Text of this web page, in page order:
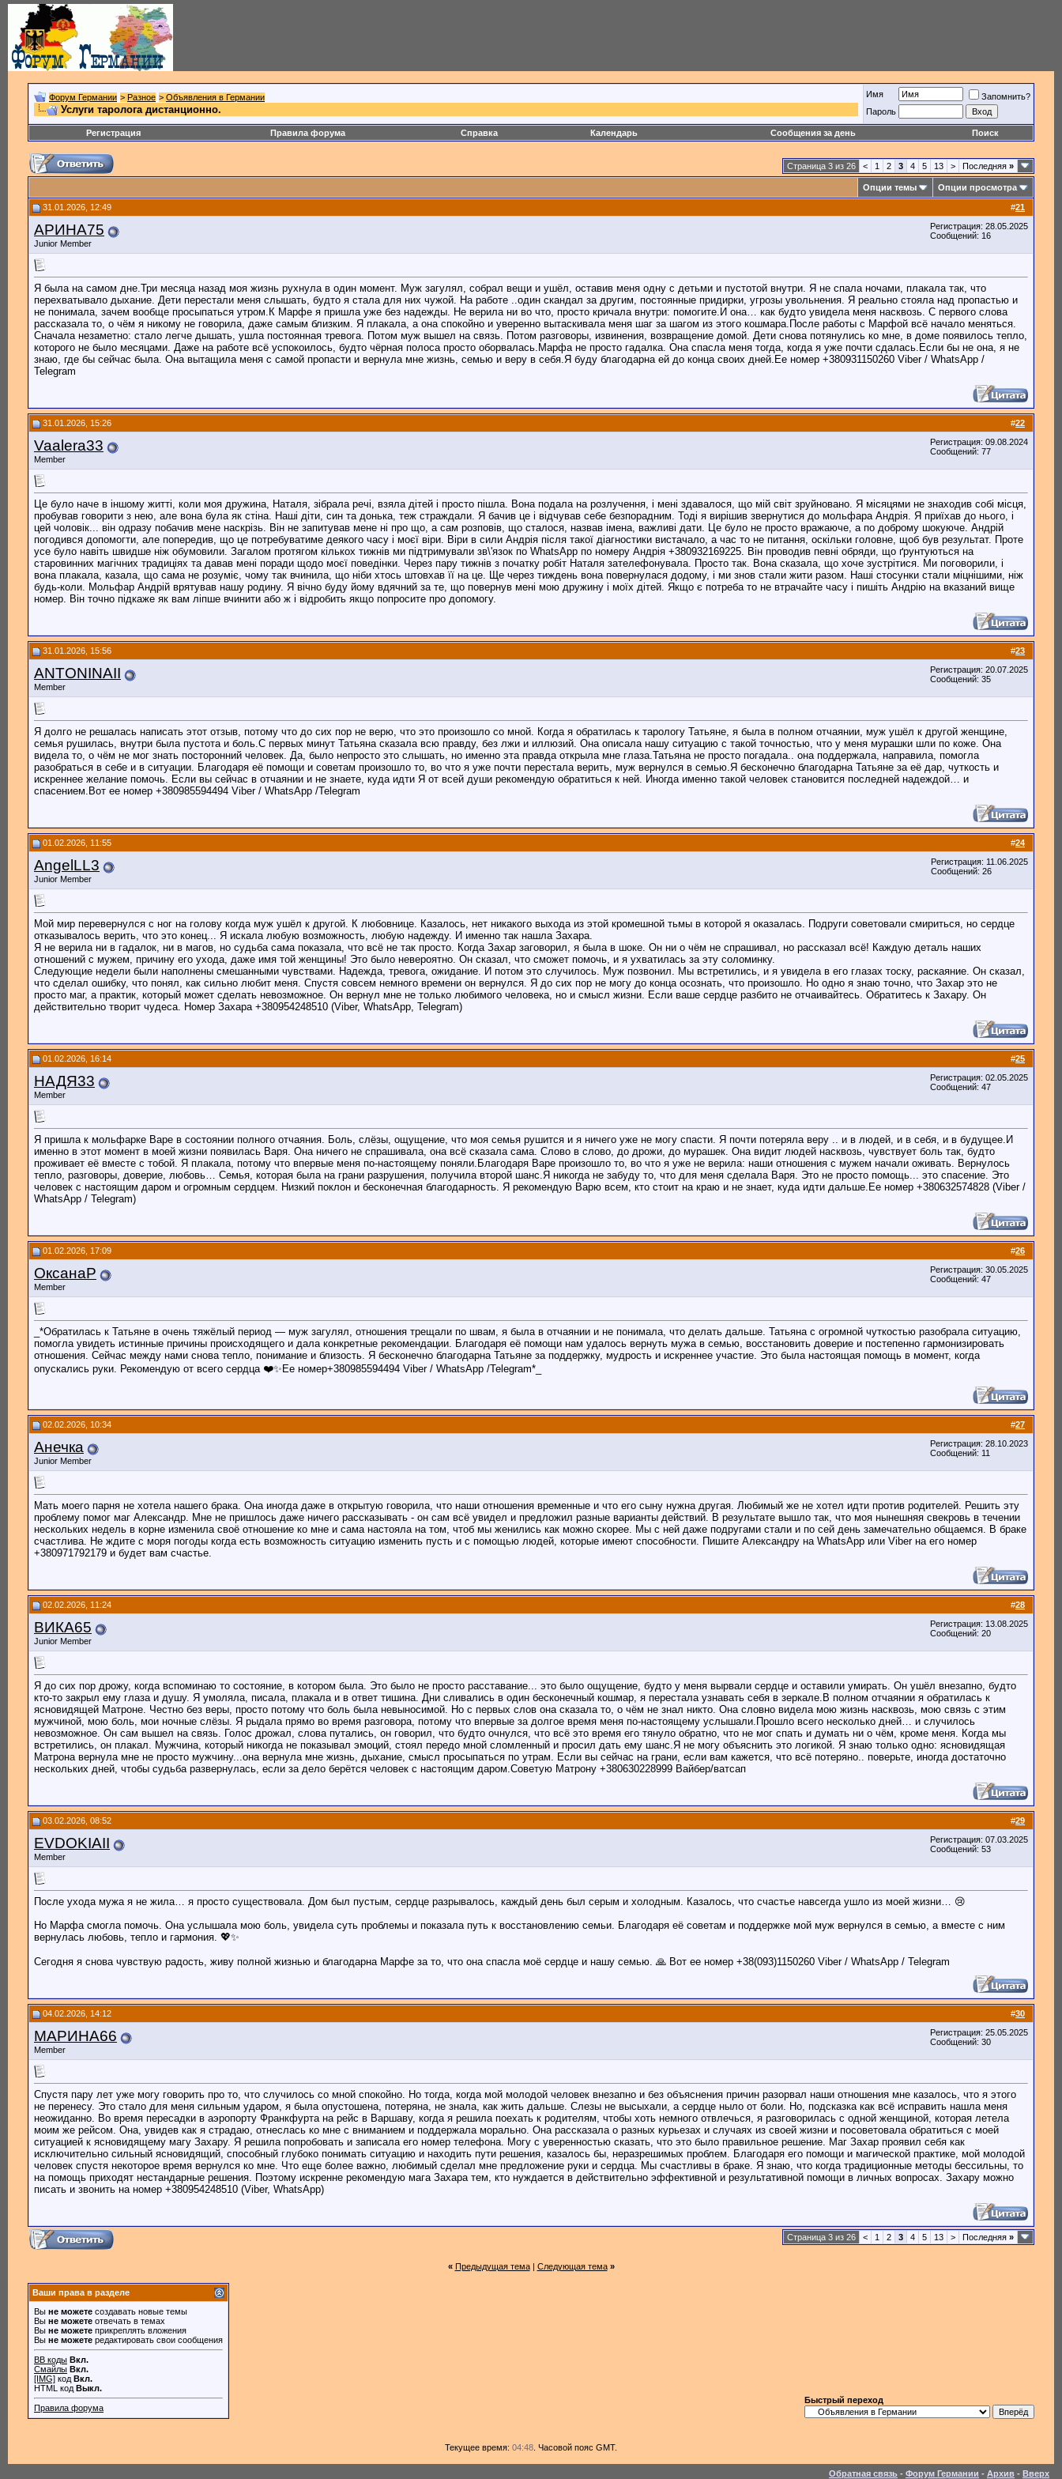
Форум Германии > Разное > Объявления в Германии
Услуги таролога дистанционно.
Имя
Запомнить?
Пароль
Регистрация Правила форума Справка Календарь Сообщения за день Поиск
Страница 3 из 26 < 1 2 3 4 5 13 > Последняя »
Опции темы Опции просмотра
#21
31.01.2026, 12:49
АРИНА75
Junior Member
Регистрация: 28.05.2025
Сообщений: 16
Я была на самом дне.Три месяца назад моя жизнь рухнула в один момент. Муж загулял, собрал вещи и ушёл, оставив меня одну с детьми и пустотой внутри. Я не спала ночами, плакала так, что
перехватывало дыхание. Дети перестали меня слышать, будто я стала для них чужой. На работе ..один скандал за другим, постоянные придирки, угрозы увольнения. Я реально стояла над пропастью и
не понимала, зачем вообще просыпаться утром.К Марфе я пришла уже без надежды. Не верила ни во что, просто кричала внутри: помогите.И она… как будто увидела меня насквозь. С первого слова
рассказала то, о чём я никому не говорила, даже самым близким. Я плакала, а она спокойно и уверенно вытаскивала меня шаг за шагом из этого кошмара.После работы с Марфой всё начало меняться.
Сначала незаметно: стало легче дышать, ушла постоянная тревога. Потом муж вышел на связь. Потом разговоры, извинения, возвращение домой. Дети снова потянулись ко мне, в доме появилось тепло,
которого не было месяцами. Даже на работе всё успокоилось, будто чёрная полоса просто оборвалась.Марфа не просто гадалка. Она спасла меня тогда, когда я уже почти сдалась.Если бы не она, я не
знаю, где бы сейчас была. Она вытащила меня с самой пропасти и вернула мне жизнь, семью и веру в себя.Я буду благодарна ей до конца своих дней.Ее номер +380931150260 Viber / WhatsApp /
Telegram
#22
31.01.2026, 15:26
Vaalera33
Member
Регистрация: 09.08.2024
Сообщений: 77
Це було наче в іншому житті, коли моя дружина, Наталя, зібрала речі, взяла дітей і просто пішла. Вона подала на розлучення, і мені здавалося, що мій світ зруйновано. Я місяцями не знаходив собі місця,
пробував говорити з нею, але вона була як стіна. Наші діти, син та донька, теж страждали. Я бачив це і відчував себе безпорадним. Тоді я вирішив звернутися до мольфара Андрія. Я приїхав до нього, і
цей чоловік... він одразу побачив мене наскрізь. Він не запитував мене ні про що, а сам розповів, що сталося, назвав імена, важливі дати. Це було не просто вражаюче, а по доброму шокуюче. Андрій
погодився допомогти, але попередив, що це потребуватиме деякого часу і моєї віри. Віри в сили Андрія після такої діагностики вистачало, а час то не питання, оскільки головне, щоб був результат. Проте
усе було навіть швидше ніж обумовили. Загалом протягом кількох тижнів ми підтримували зв\'язок по WhatsApp по номеру Андрія +380932169225. Він проводив певні обряди, що ґрунтуються на
старовинних магічних традиціях та давав мені поради щодо моєї поведінки. Через пару тижнів з початку робіт Наталя зателефонувала. Просто так. Вона сказала, що хоче зустрітися. Ми поговорили, і
вона плакала, казала, що сама не розуміє, чому так вчинила, що ніби хтось штовхав її на це. Ще через тиждень вона повернулася додому, і ми знов стали жити разом. Наші стосунки стали міцнішими, ніж
будь-коли. Мольфар Андрій врятував нашу родину. Я вічно буду йому вдячний за те, що повернув мені мою дружину і моїх дітей. Якщо є потреба то не втрачайте часу і пишіть Андрію на вказаний вище
номер. Він точно підкаже як вам ліпше вчинити або ж і відробить якщо попросите про допомогу.
#23
31.01.2026, 15:56
ANTONINAII
Member
Регистрация: 20.07.2025
Сообщений: 35
Я долго не решалась написать этот отзыв, потому что до сих пор не верю, что это произошло со мной. Когда я обратилась к тарологу Татьяне, я была в полном отчаянии, муж ушёл к другой женщине,
семья рушилась, внутри была пустота и боль.С первых минут Татьяна сказала всю правду, без лжи и иллюзий. Она описала нашу ситуацию с такой точностью, что у меня мурашки шли по коже. Она
видела то, о чём не мог знать посторонний человек. Да, было непросто это слышать, но именно эта правда открыла мне глаза.Татьяна не просто погадала.. она поддержала, направила, помогла
разобраться в себе и в ситуации. Благодаря её помощи и советам произошло то, во что я уже почти перестала верить, муж вернулся в семью.Я бесконечно благодарна Татьяне за её дар, чуткость и
искреннее желание помочь. Если вы сейчас в отчаянии и не знаете, куда идти Я от всей души рекомендую обратиться к ней. Иногда именно такой человек становится последней надеждой… и
спасением.Вот ее номер +380985594494 Viber / WhatsApp /Telegram
#24
01.02.2026, 11:55
AngelLL3
Junior Member
Регистрация: 11.06.2025
Сообщений: 26
Мой мир перевернулся с ног на голову когда муж ушёл к другой. К любовнице. Казалось, нет никакого выхода из этой кромешной тьмы в которой я оказалась. Подруги советовали смириться, но сердце
отказывалось верить, что это конец... Я искала любую возможность, любую надежду. И именно так нашла Захара.
Я не верила ни в гадалок, ни в магов, но судьба сама показала, что всё не так просто. Когда Захар заговорил, я была в шоке. Он ни о чём не спрашивал, но рассказал всё! Каждую деталь наших
отношений с мужем, причину его ухода, даже имя той женщины! Это было невероятно. Он сказал, что сможет помочь, и я ухватилась за эту соломинку.
Следующие недели были наполнены смешанными чувствами. Надежда, тревога, ожидание. И потом это случилось. Муж позвонил. Мы встретились, и я увидела в его глазах тоску, раскаяние. Он сказал,
что сделал ошибку, что понял, как сильно любит меня. Спустя совсем немного времени он вернулся. Я до сих пор не могу до конца осознать, что произошло. Но одно я знаю точно, что Захар это не
просто маг, а практик, который может сделать невозможное. Он вернул мне не только любимого человека, но и смысл жизни. Если ваше сердце разбито не отчаивайтесь. Обратитесь к Захару. Он
действительно творит чудеса. Номер Захара +380954248510 (Viber, WhatsApp, Telegram)
#25
01.02.2026, 16:14
НАДЯ33
Member
Регистрация: 02.05.2025
Сообщений: 47
Я пришла к мольфарке Варе в состоянии полного отчаяния. Боль, слёзы, ощущение, что моя семья рушится и я ничего уже не могу спасти. Я почти потеряла веру .. и в людей, и в себя, и в будущее.И
именно в этот момент в моей жизни появилась Варя. Она ничего не спрашивала, она всё сказала сама. Слово в слово, до дрожи, до мурашек. Она видит людей насквозь, чувствует боль так, будто
проживает её вместе с тобой. Я плакала, потому что впервые меня по-настоящему поняли.Благодаря Варе произошло то, во что я уже не верила: наши отношения с мужем начали оживать. Вернулось
тепло, разговоры, доверие, любовь… Семья, которая была на грани разрушения, получила второй шанс.Я никогда не забуду то, что для меня сделала Варя. Это не просто помощь... это спасение. Это
человек с настоящим даром и огромным сердцем. Низкий поклон и бесконечная благодарность. Я рекомендую Варю всем, кто стоит на краю и не знает, куда идти дальше.Ее номер +380632574828 (Viber /
WhatsApp / Telegram)
#26
01.02.2026, 17:09
ОксанаР
Member
Регистрация: 30.05.2025
Сообщений: 47
_*Обратилась к Татьяне в очень тяжёлый период — муж загулял, отношения трещали по швам, я была в отчаянии и не понимала, что делать дальше. Татьяна с огромной чуткостью разобрала ситуацию,
помогла увидеть истинные причины происходящего и дала конкретные рекомендации. Благодаря её помощи нам удалось вернуть мужа в семью, восстановить доверие и постепенно гармонизировать
отношения. Сейчас между нами снова тепло, понимание и близость. Я бесконечно благодарна Татьяне за поддержку, мудрость и искреннее участие. Это была настоящая помощь в момент, когда
опускались руки. Рекомендую от всего сердца ❤️✨Ее номер+380985594494 Viber / WhatsApp /Telegram*_
#27
02.02.2026, 10:34
Анечка
Junior Member
Регистрация: 28.10.2023
Сообщений: 11
Мать моего парня не хотела нашего брака. Она иногда даже в открытую говорила, что наши отношения временные и что его сыну нужна другая. Любимый же не хотел идти против родителей. Решить эту
проблему помог маг Александр. Мне не пришлось даже ничего рассказывать - он сам всё увидел и предложил разные варианты действий. В результате вышло так, что моя нынешняя свекровь в течении
нескольких недель в корне изменила своё отношение ко мне и сама настояла на том, чтоб мы женились как можно скорее. Мы с ней даже подругами стали и по сей день замечательно общаемся. В браке
счастлива. Не ждите с моря погоды когда есть возможность ситуацию изменить пусть и с помощью людей, которые имеют способности. Пишите Александру на WhatsApp или Viber на его номер
+380971792179 и будет вам счастье.
#28
02.02.2026, 11:24
ВИКА65
Junior Member
Регистрация: 13.08.2025
Сообщений: 20
Я до сих пор дрожу, когда вспоминаю то состояние, в котором была. Это было не просто расставание... это было ощущение, будто у меня вырвали сердце и оставили умирать. Он ушёл внезапно, будто
кто-то закрыл ему глаза и душу. Я умоляла, писала, плакала и в ответ тишина. Дни сливались в один бесконечный кошмар, я перестала узнавать себя в зеркале.В полном отчаянии я обратилась к
ясновидящей Матроне. Честно без веры, просто потому что боль была невыносимой. Но с первых слов она сказала то, о чём не знал никто. Она словно видела мою жизнь насквозь, мою связь с этим
мужчиной, мою боль, мои ночные слёзы. Я рыдала прямо во время разговора, потому что впервые за долгое время меня по-настоящему услышали.Прошло всего несколько дней… и случилось
невозможное. Он сам вышел на связь. Голос дрожал, слова путались, он говорил, что будто очнулся, что всё это время его тянуло обратно, что не мог спать и думать ни о чём, кроме меня. Когда мы
встретились, он плакал. Мужчина, который никогда не показывал эмоций, стоял передо мной сломленный и просил дать ему шанс.Я не могу объяснить это логикой. Я знаю только одно: ясновидящая
Матрона вернула мне не просто мужчину...она вернула мне жизнь, дыхание, смысл просыпаться по утрам. Если вы сейчас на грани, если вам кажется, что всё потеряно.. поверьте, иногда достаточно
нескольких дней, чтобы судьба развернулась, если за дело берётся человек с настоящим даром.Советую Матрону +380630228999 Вайбер/ватсап
#29
03.02.2026, 08:52
EVDOKIAII
Member
Регистрация: 07.03.2025
Сообщений: 53
После ухода мужа я не жила… я просто существовала. Дом был пустым, сердце разрывалось, каждый день был серым и холодным. Казалось, что счастье навсегда ушло из моей жизни… 😢
Но Марфа смогла помочь. Она услышала мою боль, увидела суть проблемы и показала путь к восстановлению семьи. Благодаря её советам и поддержке мой муж вернулся в семью, а вместе с ним
вернулась любовь, тепло и гармония. 💖✨
Сегодня я снова чувствую радость, живу полной жизнью и благодарна Марфе за то, что она спасла моё сердце и нашу семью. 🙏 Вот ее номер +38(093)1150260 Viber / WhatsApp / Telegram
#30
04.02.2026, 14:12
МАРИНА66
Member
Регистрация: 25.05.2025
Сообщений: 30
Спустя пару лет уже могу говорить про то, что случилось со мной спокойно. Но тогда, когда мой молодой человек внезапно и без объяснения причин разорвал наши отношения мне казалось, что я этого
не перенесу. Это стало для меня сильным ударом, я была опустошена, потеряна, не знала, как жить дальше. Слезы не высыхали, а сердце ныло от боли. Но, подсказка как всё исправить нашла меня
неожиданно. Во время пересадки в аэропорту Франкфурта на рейс в Варшаву, когда я решила поехать к родителям, чтобы хоть немного отвлечься, я разговорилась с одной женщиной, которая летела
моим же рейсом. Она, увидев как я страдаю, отнеслась ко мне с вниманием и поддержала морально. Она рассказала о разных курьезах и случаях из своей жизни и посоветовала обратиться с моей
ситуацией к ясновидящему магу Захару. Я решила попробовать и записала его номер телефона. Могу с уверенностью сказать, что это было правильное решение. Маг Захар проявил себя как
исключительно сильный ясновидящий, способный глубоко понимать ситуацию и находить пути решения, казалось бы, неразрешимых проблем. Благодаря его помощи и магической практике, мой молодой
человек спустя некоторое время вернулся ко мне. Что еще более важно, любимый сделал мне предложение руки и сердца. Мы счастливы в браке. Я знаю, что когда традиционные методы бессильны, то
на помощь приходят нестандарные решения. Поэтому искренне рекомендую мага Захара тем, кто нуждается в действительно эффективной и результативной помощи в личных вопросах. Захару можно
писать и звонить на номер +380954248510 (Viber, WhatsApp)
Страница 3 из 26 < 1 2 3 4 5 13 > Последняя »
« Предыдущая тема| Следующая тема »
Ваши права в разделе
Вы не можете создавать новые темы
Вы не можете отвечать в темах
Вы не можете прикреплять вложения
Вы не можете редактировать свои сообщения
BB коды Вкл.
Смайлы Вкл.
[IMG] код Вкл.
HTML код Выкл.
Правила форума
Быстрый переход
Текущее время: 04:48 . Часовой пояс GMT.
Обратная связь - Форум Германии - Архив - Вверх